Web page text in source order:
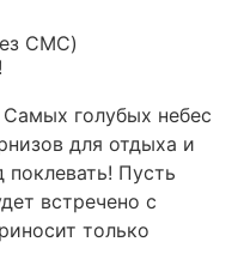
СМС)
голубых небес
для отдыха и
Пусть
встречено с
только